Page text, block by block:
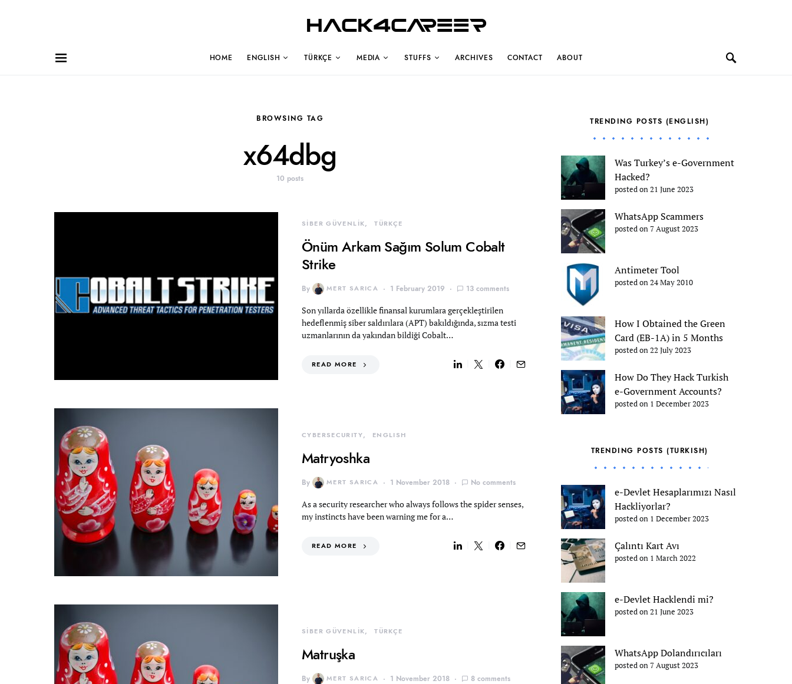
Hack4Career
HOME ENGLISH TÜRKÇE MEDIA STUFFS ARCHIVES CONTACT ABOUT
BROWSING TAG
x64dbg
10 posts
SİBER GÜVENLİK TÜRKÇE
Önüm Arkam Sağım Solum Cobalt
Strike
By MERT SARICA 1 February 2019 13 comments
Son yıllarda özellikle finansal kurumlara gerçekleştirilen
hedeflenmiş siber saldırılara (APT) bakıldığında, sızma testi
uzmanlarının da yakından bildiği Cobalt…
READ MORE
CYBERSECURITY ENGLISH
Matryoshka
By MERT SARICA 1 November 2018 No comments
As a security researcher who always follows the spider senses,
my instincts have been warning me for a…
READ MORE
SİBER GÜVENLİK TÜRKÇE
Matruşka
By MERT SARICA 1 November 2018 8 comments
TRENDING POSTS (ENGLISH)
Was Turkey’s e-Government
Hacked?
posted on 21 June 2023
WhatsApp Scammers
posted on 7 August 2023
Antimeter Tool
posted on 24 May 2010
How I Obtained the Green
Card (EB-1A) in 5 Months
posted on 22 July 2023
How Do They Hack Turkish
e-Government Accounts?
posted on 1 December 2023
TRENDING POSTS (TURKISH)
e-Devlet Hesaplarımızı Nasıl
Hackliyorlar?
posted on 1 December 2023
Çalıntı Kart Avı
posted on 1 March 2022
e-Devlet Hacklendi mi?
posted on 21 June 2023
WhatsApp Dolandırıcıları
posted on 7 August 2023